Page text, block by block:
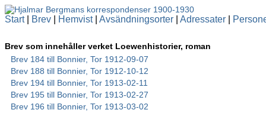
Start| Brev Hemvist| Avsändningsorter Adressater
Brev som innehåller verket Loewenhistorier, roman
Brev 184 till Bonnier, Tor 1912-09-07
Brev 188 till Bonnier, Tor 1912-10-12
Brev 194 till Bonnier, Tor 1913-02-11
Brev 195 till Bonnier, Tor 1913-02-27
Brev 196 till Bonnier, Tor 1913-03-02